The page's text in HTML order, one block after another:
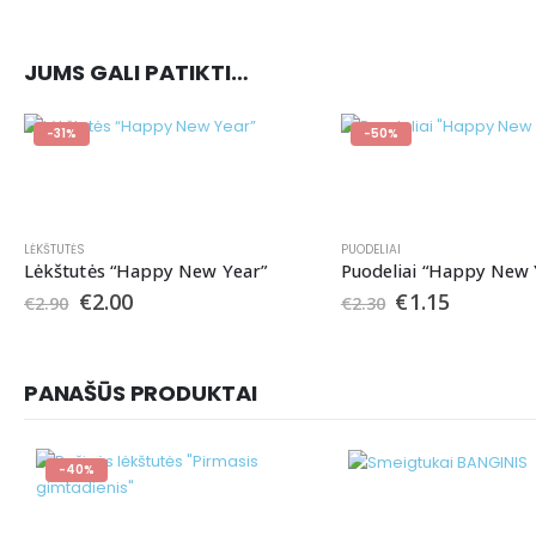
JUMS GALI PATIKTI…
-31%
LĖKŠTUTĖS
Lėkštutės “Happy New Year”
€2.90 €2.00
-50%
PUODELIAI
Puodeliai “Happy New
€2.30 €1.15
PANAŠŪS PRODUKTAI
-40%